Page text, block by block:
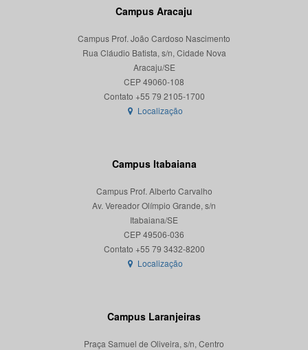
Campus Aracaju
Campus Prof. João Cardoso Nascimento
Rua Cláudio Batista, s/n, Cidade Nova
Aracaju/SE
CEP 49060-108
Localização
Campus Itabaiana
Campus Prof. Alberto Carvalho
Av. Vereador Olímpio Grande, s/n
Itabaiana/SE
CEP 49506-036
Localização
Campus Laranjeiras
Praça Samuel de Oliveira, s/n, Centro